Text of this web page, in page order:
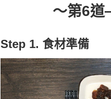
～第6道
Step 1. 食材準備